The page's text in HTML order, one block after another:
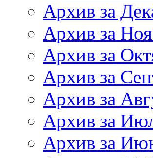
Архив за
Архив за
Архив за
Архив за
Архив за
Архив за
Архив за